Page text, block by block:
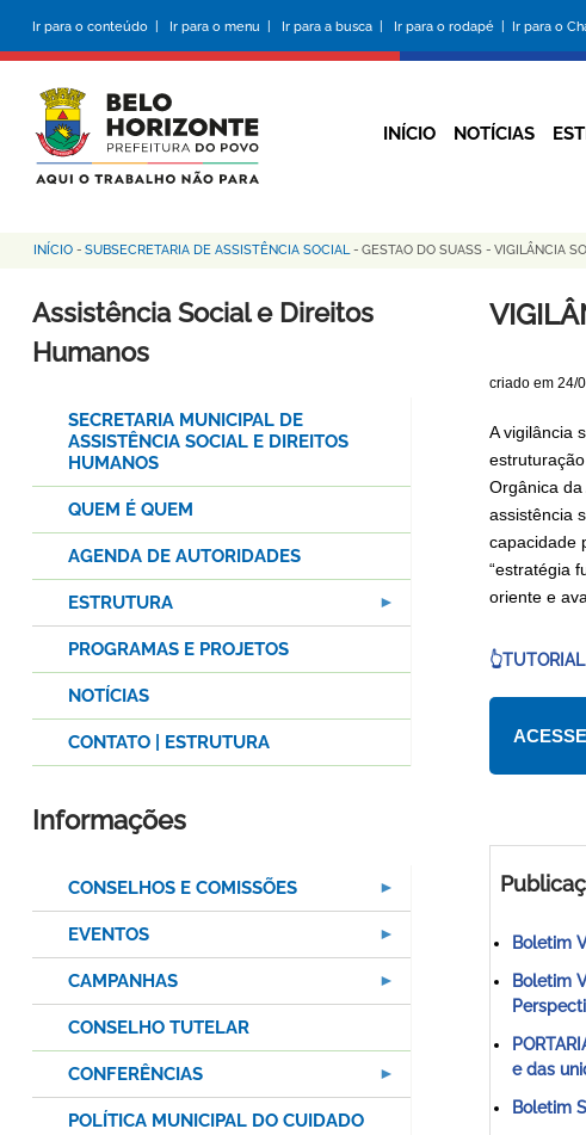
conteúdo
principal
Ir para o conteúdo | Ir para o menu | Ir para a busca | Ir para o rodapé | Ir para o
INÍCIO NOTÍCIAS
Trilha
de
navegação
INÍCIO - SUBSECRETARIA DE ASSISTÊNCIA SOCIAL - GESTAO DO SUASS - VIGILÂNCIA
criado em 24/
A vigilância
Orgânica
assistência
capacidade
“estratégia
oriente e
👆
Boletim
Boletim
e das
Boletim
Assistência Social e Direitos
Humanos
SECRETARIA MUNICIPAL DE
ASSISTÊNCIA SOCIAL E DIREITOS
HUMANOS
QUEM É QUEM
AGENDA DE AUTORIDADES
ESTRUTURA
PROGRAMAS E PROJETOS
NOTÍCIAS
CONTATO | ESTRUTURA
Informações
CONSELHOS E COMISSÕES
EVENTOS
CAMPANHAS
CONSELHO TUTELAR
CONFERÊNCIAS
POLÍTICA MUNICIPAL DO CUIDADO